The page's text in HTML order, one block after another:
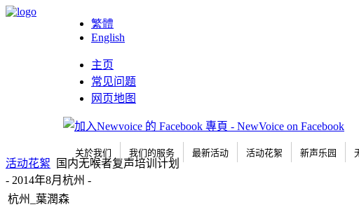
繁體
English
主页
常见问题
网页地图
关於我们 我们的服务 最新活动 活动花絮 新声乐园
活动花絮
国内无喉者复声培训计划
- 2014年8月杭州 -
杭州_葉潤森